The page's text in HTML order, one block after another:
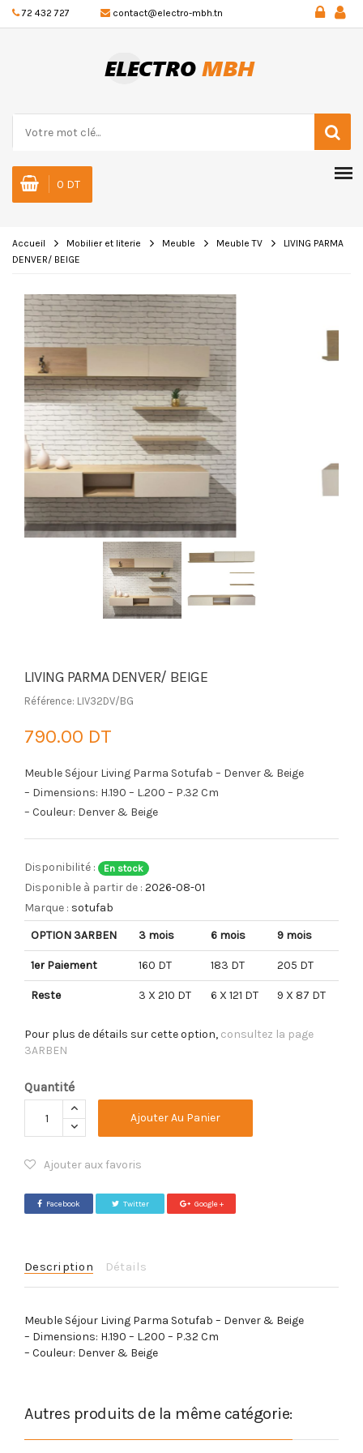
72 432 727 contact@electro-mbh.tn
0 DT
Accueil Mobilier et literie Meuble Meuble TV
LIVING PARMA
DENVER/ BEIGE
LIVING PARMA DENVER/ BEIGE
Référence: LIV32DV/BG
790.00 DT
Meuble Séjour Living Parma Sotufab – Denver & Beige
– Dimensions: H.190 – L.200 – P.32 Cm
– Couleur: Denver & Beige
Disponibilité : En stock
Disponible à partir de : 2026-08-01
Marque : sotufab
OPTION 3ARBEN
3 mois 6 mois 9 mois
1er Paiement 160 DT 183 DT 205 DT
Reste 3 X 210 DT 6 X 121 DT 9 X 87 DT
Pour plus de détails sur cette option, consultez la page
3ARBEN
Quantité
Ajouter Au Panier
Ajouter aux favoris
Facebook Twitter Google +
Description Détails
Meuble Séjour Living Parma Sotufab – Denver & Beige
– Dimensions: H.190 – L.200 – P.32 Cm
– Couleur: Denver & Beige
Autres produits de la même catégorie: